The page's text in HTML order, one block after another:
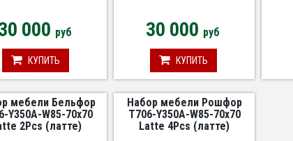
000 руб
КУПИТЬ
30 000 руб
КУПИТЬ
мебели Бельфор
Y350A-W85-70x70
2Pcs (латте)
Набор мебели Рошфор
T706-Y350A-W85-70x70
Latte 4Pcs (латте)